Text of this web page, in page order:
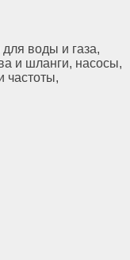
воды и газа,
и шланги, насосы,
частоты,